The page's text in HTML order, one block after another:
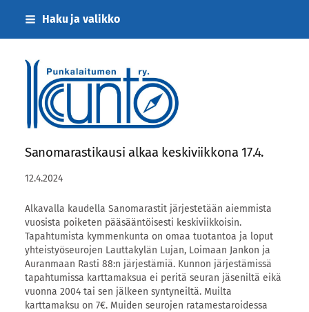
Siirry
sivun
sisältöön
Haku ja valikko
Punkalaitumen Kunto ry
Sanomarastikausi alkaa keskiviikkona 17.4.
12.4.2024
Alkavalla kaudella Sanomarastit järjestetään aiemmista
vuosista poiketen pääsääntöisesti keskiviikkoisin.
Tapahtumista kymmenkunta on omaa tuotantoa ja loput
yhteistyöseurojen Lauttakylän Lujan, Loimaan Jankon ja
Auranmaan Rasti 88:n järjestämiä. Kunnon järjestämissä
tapahtumissa karttamaksua ei peritä seuran jäseniltä eikä
vuonna 2004 tai sen jälkeen syntyneiltä. Muilta
karttamaksu on 7€. Muiden seurojen ratamestaroidessa